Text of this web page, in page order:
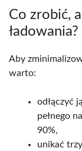
Co zrobić,
ładowania?
Aby
warto:
odłączyć
pełnego
90%,
unikać